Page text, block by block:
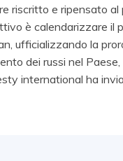
riscritto e ripensato al
è calendarizzare il
ufficializzando la
dei russi nel Paese,
international ha